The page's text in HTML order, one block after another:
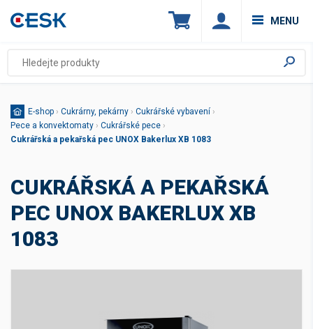
MENU
E-shop › Cukrárny, pekárny › Cukrářské vybavení ›
Pece a konvektomaty › Cukrářské pece ›
Cukrářská a pekařská pec UNOX Bakerlux XB 1083
CUKRÁŘSKÁ A PEKAŘSKÁ
PEC UNOX BAKERLUX XB
1083